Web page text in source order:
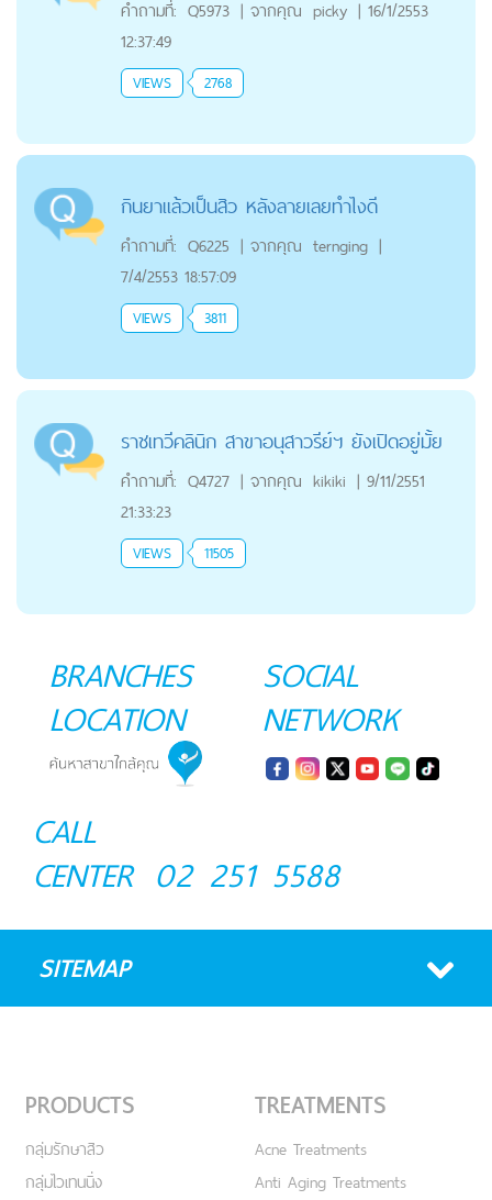
คำถามที่: Q5973 | จากคุณ picky | 16/1/2553
12:37:49
VIEWS 2768
กินยาเเล้วเป็นสิว หลังลายเลยทำไงดี
คำถามที่: Q6225 | จากคุณ ternging |
7/4/2553 18:57:09
VIEWS 3811
ราชเทวีคลินิก สาขาอนุสาวรีย์ฯ ยังเปิดอยู่มั้ย
คำถามที่: Q4727 | จากคุณ kikiki | 9/11/2551
21:33:23
VIEWS 11505
BRANCHES
LOCATION
SOCIAL
NETWORK
CALL
CENTER 02 251 5588
SITEMAP
PRODUCTS
กลุ่มรักษาสิว
กลุ่มไวเทนนิ่ง
TREATMENTS
Acne Treatments
Anti Aging Treatments